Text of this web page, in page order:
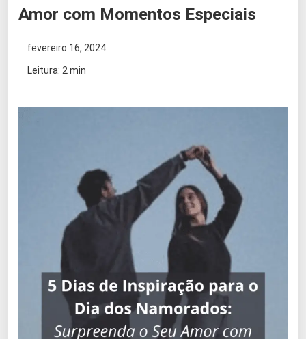
Amor com Momentos Especiais
fevereiro 16, 2024
Leitura: 2 min